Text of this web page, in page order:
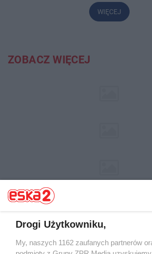
WIĘCEJ
ZOBACZ WIĘCEJ
Żaden utwór zamieszczony w serwisie nie może być
rozpowszechniany lub dalej rozpowszechniany w
Drogi Użytkowniku,
My, naszych 1162 zaufanych partnerów